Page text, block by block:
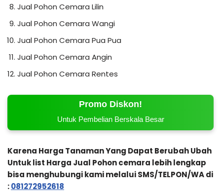
Jual Pohon Cemara Lilin
Jual Pohon Cemara Wangi
Jual Pohon Cemara Pua Pua
Jual Pohon Cemara Angin
Jual Pohon Cemara Rentes
Promo Diskon!
Untuk Pembelian Berskala Besar
Karena Harga Tanaman Yang Dapat Berubah Ubah
Untuk list Harga Jual Pohon cemara lebih lengkap
bisa menghubungi kami melalui SMS/TELPON/WA di
:081272952618